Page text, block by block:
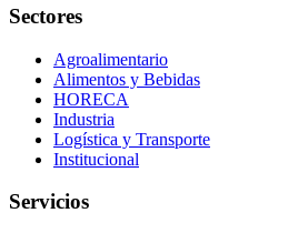
Sectores
Agroalimentario
Alimentos y Bebidas
HORECA
Industria
Logística y Transporte
Institucional
Servicios